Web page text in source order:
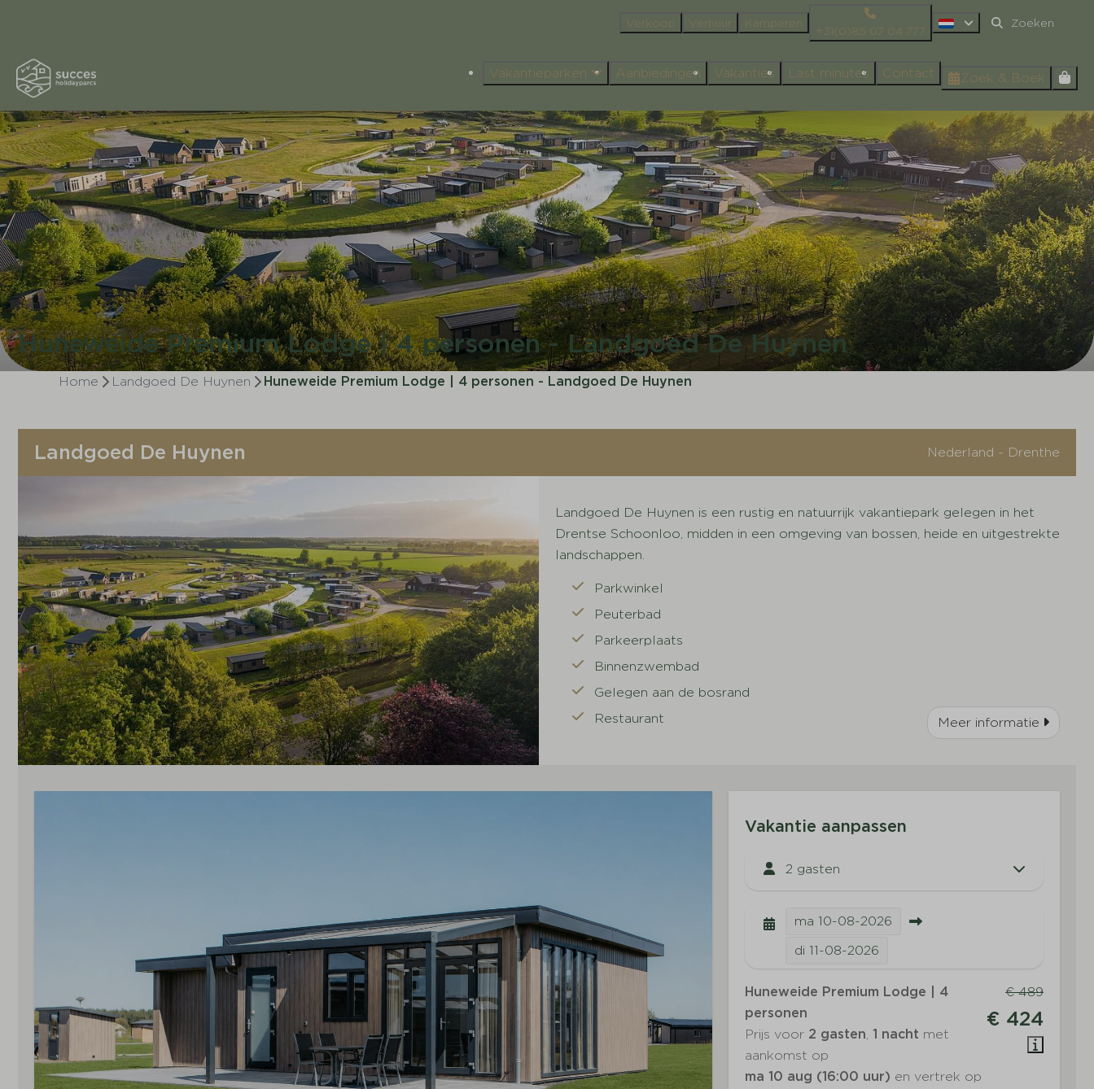
Verkoop Verhuur Kamperen
+31(0)85 07 04 777
Vakantieparken Aanbiedingen Vakanties Last minutes Contact Zoek & Boek
Huneweide Premium Lodge | 4 personen - Landgoed De Huynen
Home Landgoed De Huynen Huneweide Premium Lodge | 4 personen - Landgoed De Huynen
Landgoed De Huynen Nederland - Drenthe
Landgoed De Huynen is een rustig en natuurrijk vakantiepark gelegen in het
Drentse Schoonloo, midden in een omgeving van bossen, heide en uitgestrekte
landschappen.
Parkwinkel
Peuterbad
Parkeerplaats
Binnenzwembad
Gelegen aan de bosrand
Restaurant
Meer informatie
Vakantie aanpassen
2 gasten
ma 10-08-2026
di 11-08-2026
€ 489
€ 424
Huneweide Premium Lodge | 4
personen
Prijs voor 2 gasten,1 nacht met
aankomst op
ma 10 aug (16:00 uur) en vertrek op